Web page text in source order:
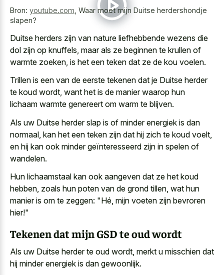
Bron: youtube.com Waar moet mijn Duitse herdershondje
slapen?
Duitse herders zijn van nature liefhebbende wezens die
dol zijn op knuffels, maar als ze beginnen te krullen of
warmte zoeken, is het een teken dat ze de kou voelen.
Trillen is een van de eerste tekenen dat je Duitse herder
te koud wordt, want het is de manier waarop hun
lichaam warmte genereert om warm te blijven.
Als uw Duitse herder slap is of minder energiek is dan
normaal, kan het een teken zijn dat hij zich te koud voelt,
en hij kan ook minder geïnteresseerd zijn in spelen of
wandelen.
Hun lichaamstaal kan ook aangeven dat ze het koud
hebben, zoals hun poten van de grond tillen, wat hun
manier is om te zeggen: "Hé, mijn voeten zijn bevroren
hier!"
Tekenen dat mijn GSD te oud wordt
Als uw Duitse herder te oud wordt, merkt u misschien dat
hij minder energiek is dan gewoonlijk.